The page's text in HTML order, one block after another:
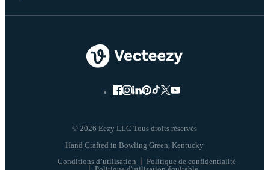
© 2026 Eezy LLC Tous droits réservés
Conditions d’utilisation
Politique de confidentialité